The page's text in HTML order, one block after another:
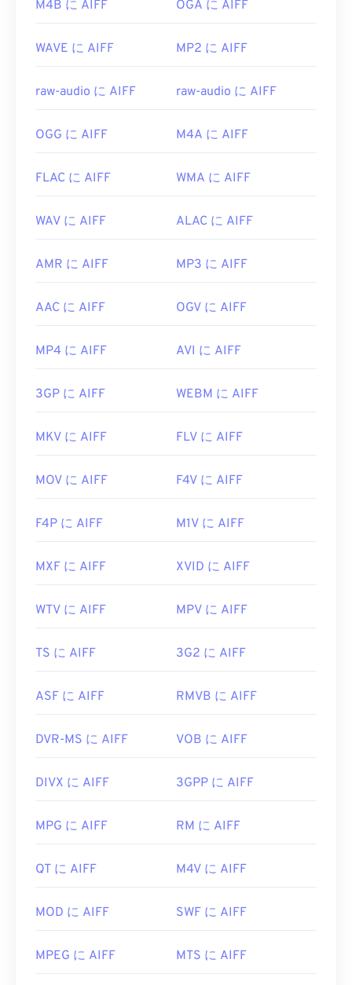
https://en.wikipedia.org/wiki/
開発元: Apple Inc.
役立つリンク:
https://en.wikipedia.org/wiki/オーディオインター
https://www.lifewire.com/aiff-aif-aifc-files-
M4B に AIFF OGA に AIFF
WAVE に AIFF MP2 に AIFF
raw-audio に AIFF raw-audio に AIFF
OGG に AIFF M4A に AIFF
FLAC に AIFF WMA に AIFF
WAV に AIFF ALAC に AIFF
AMR に AIFF MP3 に AIFF
AAC に AIFF OGV に AIFF
MP4 に AIFF AVI に AIFF
3GP に AIFF WEBM に AIFF
MKV に AIFF FLV に AIFF
MOV に AIFF F4V に AIFF
F4P に AIFF M1V に AIFF
MXF に AIFF XVID に AIFF
WTV に AIFF MPV に AIFF
TS に AIFF 3G2 に AIFF
ASF に AIFF RMVB に AIFF
DVR-MS に AIFF VOB に AIFF
DIVX に AIFF 3GPP に AIFF
MPG に AIFF RM に AIFF
QT に AIFF M4V に AIFF
MOD に AIFF SWF に AIFF
MPEG に AIFF MTS に AIFF